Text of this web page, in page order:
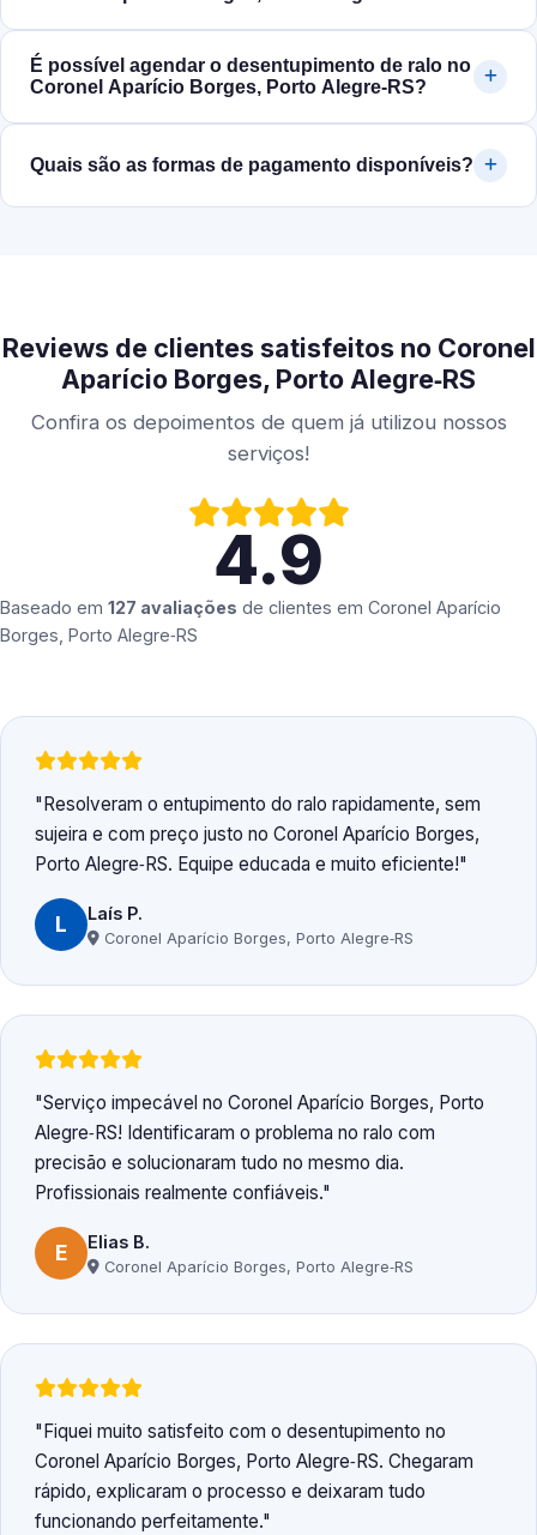
É possível agendar o desentupimento de ralo no
Coronel Aparício Borges, Porto Alegre‑RS?
Quais são as formas de pagamento disponíveis?
Reviews de clientes satisfeitos no Coronel
Aparício Borges, Porto Alegre‑RS
Confira os depoimentos de quem já utilizou nossos
serviços!
4.9
Baseado em 127 avaliações de clientes em Coronel Aparício
Borges, Porto Alegre‑RS
Resolveram o entupimento do ralo rapidamente, sem
sujeira e com preço justo no Coronel Aparício Borges,
Porto Alegre‑RS. Equipe educada e muito eficiente!
L Laís P.
Coronel Aparício Borges, Porto Alegre‑RS
Serviço impecável no Coronel Aparício Borges, Porto
Alegre‑RS! Identificaram o problema no ralo com
precisão e solucionaram tudo no mesmo dia.
Profissionais realmente confiáveis.
E Elias B.
Coronel Aparício Borges, Porto Alegre‑RS
Fiquei muito satisfeito com o desentupimento no
Coronel Aparício Borges, Porto Alegre‑RS. Chegaram
rápido, explicaram o processo e deixaram tudo
funcionando perfeitamente.